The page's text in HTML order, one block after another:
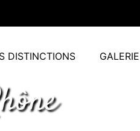
DISTINCTIONS GALERIE